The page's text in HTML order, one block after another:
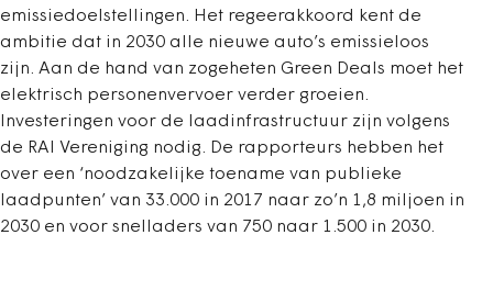
emissiedoelstellingen. Het regeerakkoord kent de
ambitie dat in 2030 alle nieuwe auto’s emissieloos
zijn. Aan de hand van zogeheten Green Deals moet het
elektrisch personenvervoer verder groeien.
Investeringen voor de laadinfrastructuur zijn volgens
de RAI Vereniging nodig. De rapporteurs hebben het
over een ‘noodzakelijke toename van publieke
laadpunten’ van 33.000 in 2017 naar zo’n 1,8 miljoen in
2030 en voor snelladers van 750 naar 1.500 in 2030.